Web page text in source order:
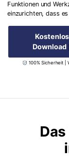
Funktionen und
einzurichten, dass
Download
100% Sicherheit |